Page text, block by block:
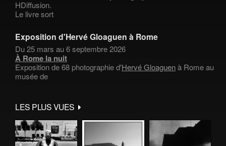
HDiffusion.
Le livre sort
Exposition d'Hervé Gloaguen à Rome
Du 25 mars au 6 septembre 2026
À Rome la nuit
Exposition de 68 photographie d'Hervé Gloaguenà Rome au
musée de
LES PLUS VUES